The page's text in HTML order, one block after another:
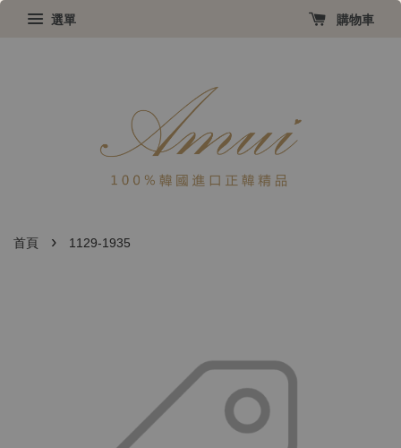
選單 購物車
首頁 › 1129-1935